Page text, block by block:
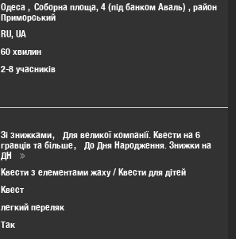
Одеса Соборна площа, 4 (під банком Аваль) , район
Приморський
RU, UA
60 хвилин
2-8 учасників
Зі знижками
Для великої компанії. Квести на 6
гравців та більше
До Дня Народження. Знижки на
ДН
Квести з елементами жаху / Квести для дітей
Квест
легкий переляк
Так